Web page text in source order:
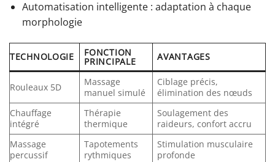
Automatisation intelligente : adaptation à chaque
morphologie
TECHNOLOGIE FONCTION
PRINCIPALE AVANTAGES
Rouleaux 5D
Massage
manuel simulé
Ciblage précis,
élimination des nœuds
Chauffage
intégré
Thérapie
thermique
Soulagement des
raideurs, confort accru
Massage
percussif
Tapotements
rythmiques
Stimulation musculaire
profonde